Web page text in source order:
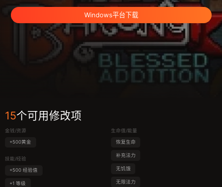
Windows平台下载
15个可用修改项
金钱/资源
+500黄金
技能/经验
+500 经验值
+1 等级
生命值/能量
恢复生命
补充法力
无饥饿
无限法力